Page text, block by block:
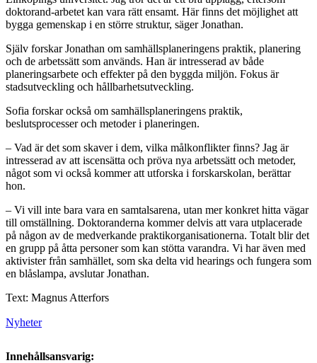
doktorand-arbetet kan vara rätt ensamt. Här finns det möjlighet att
bygga gemenskap i en större struktur, säger Jonathan.
Själv forskar Jonathan om samhällsplaneringens praktik, planering
och de arbetssätt som används. Han är intresserad av både
planeringsarbete och effekter på den byggda miljön. Fokus är
stadsutveckling och hållbarhetsutveckling.
Sofia forskar också om samhällsplaneringens praktik,
beslutsprocesser och metoder i planeringen.
– Vad är det som skaver i dem, vilka målkonflikter finns? Jag är
intresserad av att iscensätta och pröva nya arbetssätt och metoder,
något som vi också kommer att utforska i forskarskolan, berättar
hon.
– Vi vill inte bara vara en samtalsarena, utan mer konkret hitta vägar
till omställning. Doktoranderna kommer delvis att vara utplacerade
på någon av de medverkande praktikorganisationerna. Totalt blir det
en grupp på åtta personer som kan stötta varandra. Vi har även med
aktivister från samhället, som ska delta vid hearings och fungera som
en blåslampa, avslutar Jonathan.
Text: Magnus Atterfors
Nyheter
Innehållsansvarig: